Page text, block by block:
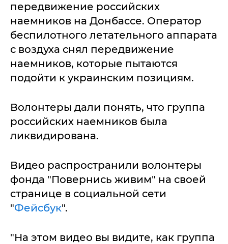
передвижение российских
наемников на Донбассе. Оператор
беспилотного летательного аппарата
с воздуха снял передвижение
наемников, которые пытаются
подойти к украинским позициям.
Волонтеры дали понять, что группа
российских наемников была
ликвидирована.
Видео распространили волонтеры
фонда "Повернись живим" на своей
странице в социальной сети
"Фейсбук".
"На этом видео вы видите, как группа